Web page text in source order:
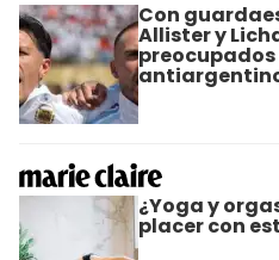
Con
Allister y
preocupados
¿Yoga y
placer con